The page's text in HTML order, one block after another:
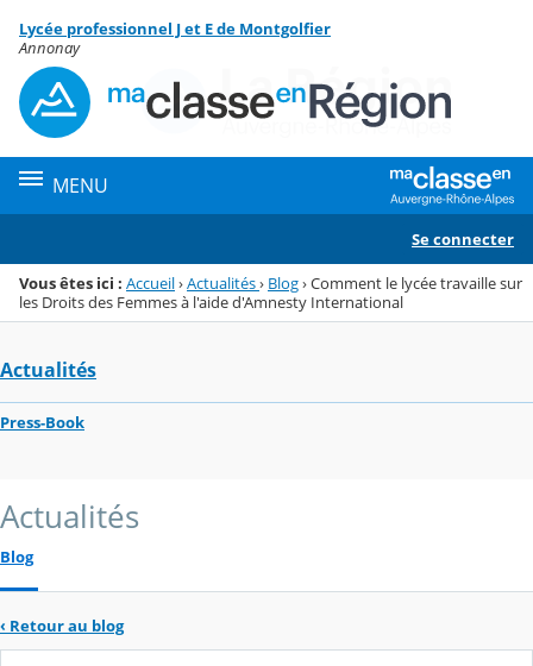
Menu de la rubrique
Contenu
Lycée professionnel J et E de Montgolfier
Annonay
MENU
Se connecter
Vous êtes ici : Accueil›Actualités› Blog›Comment le lycée travaille sur
les Droits des Femmes à l'aide d'Amnesty International
Actualités
Press-Book
Actualités
Blog
‹ Retour au blog